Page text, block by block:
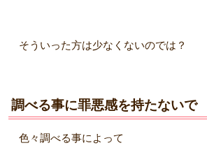
そういった方は少なくないのでは？
調べる事に罪悪感を持たないで
色々調べる事によって